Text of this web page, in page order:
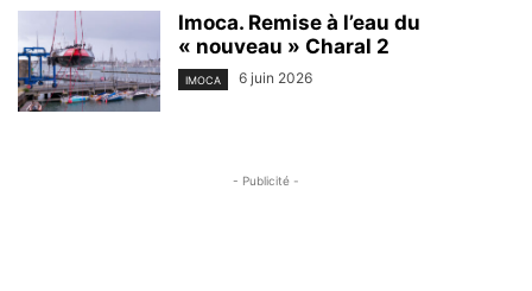
Imoca. Remise à l’eau du
« nouveau » Charal 2
IMOCA 6 juin 2026
- Publicité -